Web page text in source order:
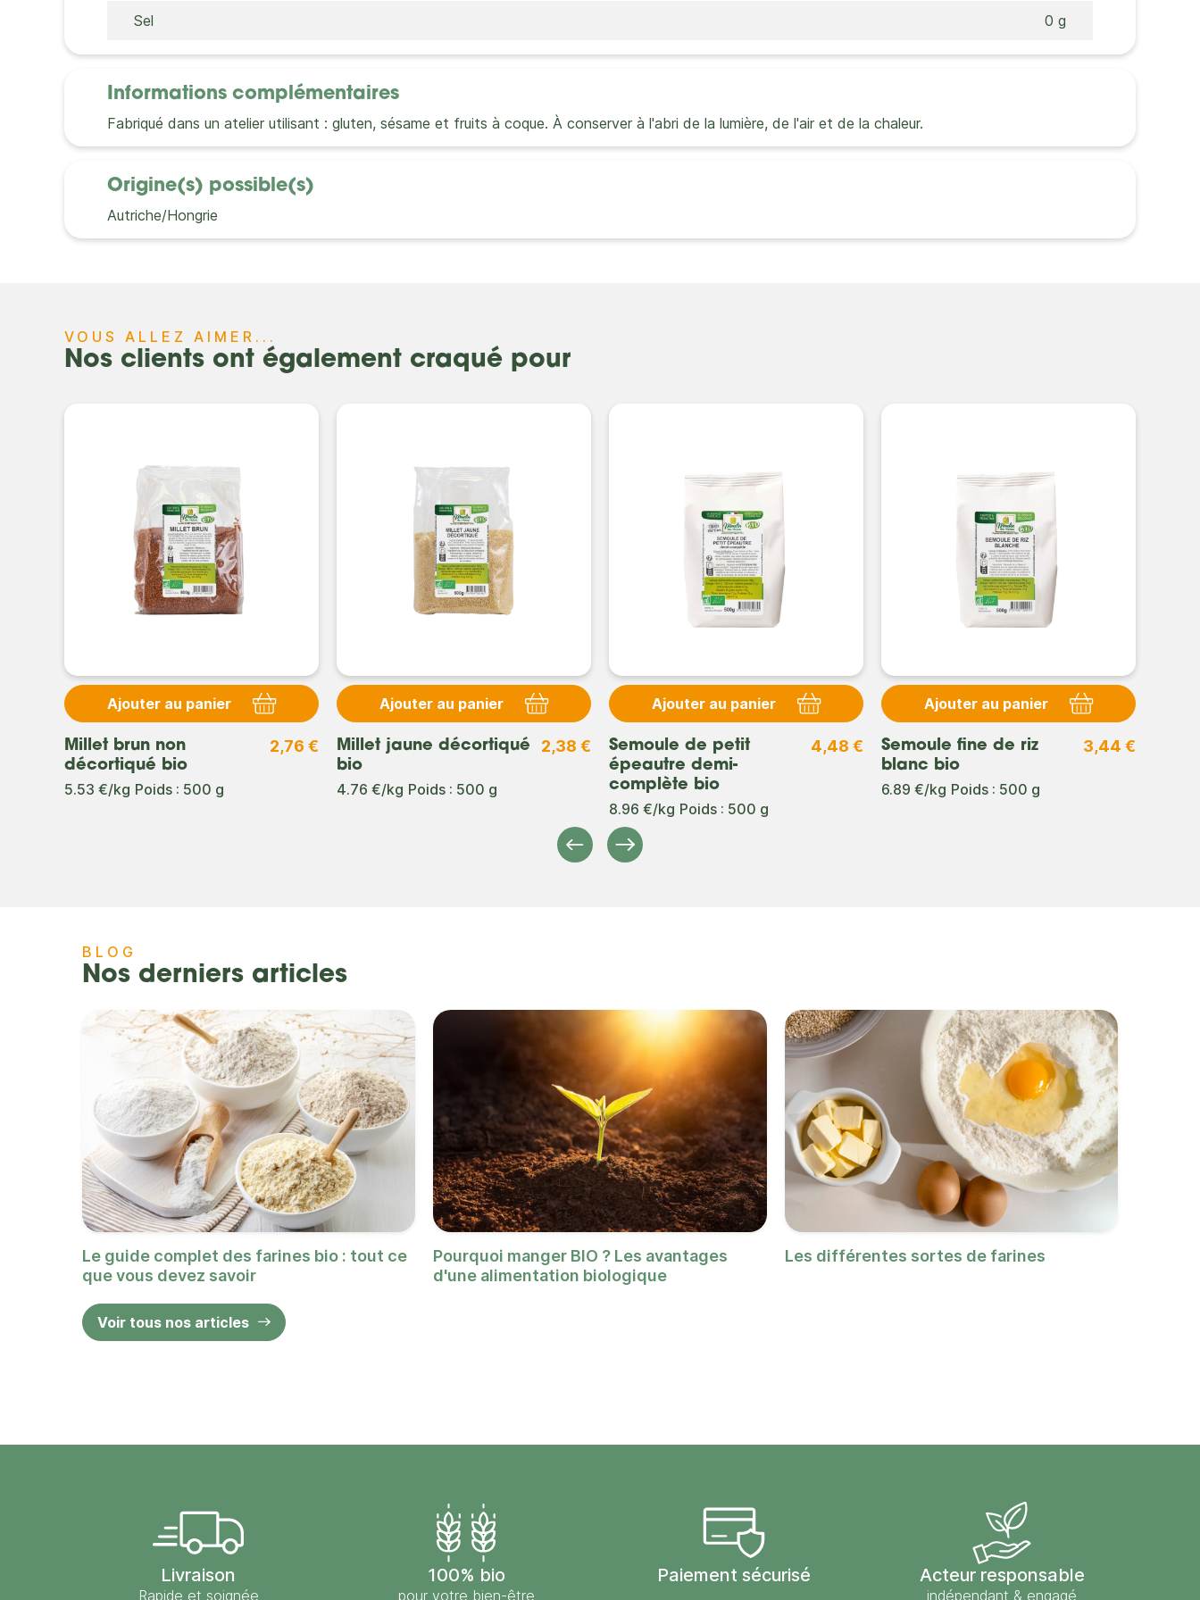
Sel 0 g
Informations complémentaires
Fabriqué dans un atelier utilisant : gluten, sésame et fruits à coque. À conserver à l'abri de la lumière, de l'air et de la chaleur.
Origine(s) possible(s)
Autriche/Hongrie
VOUS ALLEZ AIMER...
Nos clients ont également craqué pour
Ajouter au panier
Millet brun non
décortiqué bio
2,76 €
5.53 €/kg Poids : 500 g
Ajouter au panier
Millet jaune décortiqué
bio
2,38 €
4.76 €/kg Poids : 500 g
Ajouter au panier
Semoule de petit
épeautre demi-
complète bio
4,48 €
8.96 €/kg Poids : 500 g
Ajouter au panier
Semoule fine de riz
blanc bio
3,44 €
6.89 €/kg Poids : 500 g
PrécédentSuivant
BLOG
Nos derniers articles
Le guide complet des farines bio : tout ce
que vous devez savoir
Pourquoi manger BIO ? Les avantages
d'une alimentation biologique
Les différentes sortes de farines
Voir tous nos articles
Livraison
Rapide et soignée
100% bio
pour votre bien-être
Paiement sécurisé Acteur responsable
indépendant & engagé